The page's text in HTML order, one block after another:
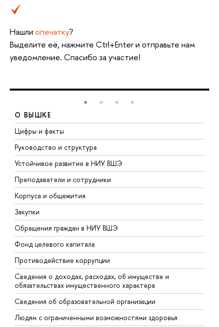
Нашли опечатку?
Выделите её, нажмите Ctrl+Enter и отправьте нам
уведомление. Спасибо за участие!
О ВЫШКЕ
Цифры и факты
Руководство и структура
Устойчивое развитие в НИУ ВШЭ
Преподаватели и сотрудники
Корпуса и общежития
Закупки
Обращения граждан в НИУ ВШЭ
Фонд целевого капитала
Противодействие коррупции
Сведения о доходах, расходах, об имуществе и
обязательствах имущественного характера
Сведения об образовательной организации
Людям с ограниченными возможностями здоровья